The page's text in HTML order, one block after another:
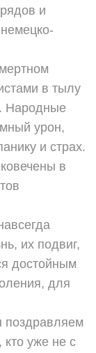
и
в тылу
Народные
урон,
и страх.
в
их подвиг,
достойным
для
поздравляем
кто уже не с